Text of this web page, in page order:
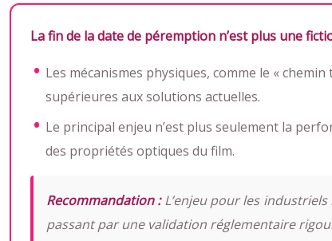
La fin de la date de péremption n’est plus une
Les mécanismes physiques, comme le «
supérieures aux solutions actuelles.
Le principal enjeu n’est plus seulement la
des propriétés optiques du film.
Recommandation :L’enjeu pour les
passant par une validation réglementaire